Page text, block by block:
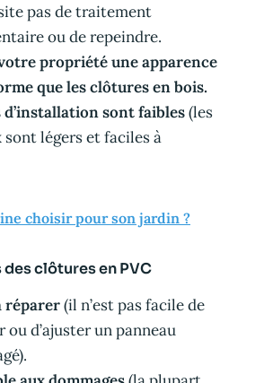
pas de traitement
ou de repeindre.
propriété une apparence
que les clôtures en bois.
d’installation sont faibles(les
sont légers et faciles à
choisir pour son jardin ?
clôtures en PVC
réparer(il n’est pas facile de
ou d’ajuster un panneau